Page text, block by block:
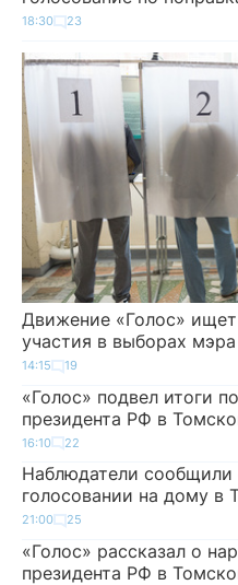
18:30 23
Движение «Голос»
участия в выборах
14:15 19
«Голос» подвел итоги
президента РФ в
16:10 22
Наблюдатели сообщили
голосовании на дому в
21:00 25
«Голос» рассказал о
президента РФ в